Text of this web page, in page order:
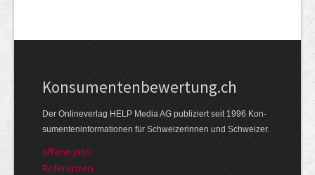
Kon­su­menten­be­wer­tung.ch
Der Online­verlag HELP Media AG publi­ziert seit 1996 Kon­
su­menten­infor­mationen für Schwei­zerinnen und Schweizer.
offene Jobs
Referenzen